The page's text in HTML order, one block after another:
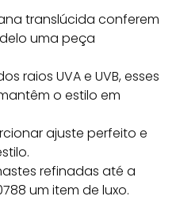
translúcida conferem
uma peça
raios UVA e UVB, esses
o estilo em
ajuste perfeito e
refinadas até a
um item de luxo.